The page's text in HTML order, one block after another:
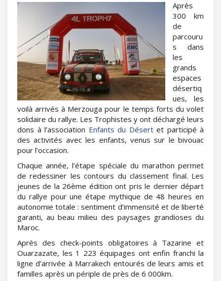
Après
300 km
de
parcouru
s dans
les
grands
espaces
désertiq
ues, les
voilà arrivés à Merzouga pour le temps forts du volet
solidaire du rallye. Les Trophistes y ont déchargé leurs
dons à l’association Enfants du Désertet participé à
des activités avec les enfants, venus sur le bivouac
pour l’occasion.
Chaque année, l’étape spéciale du marathon permet
de redessiner les contours du classement final. Les
jeunes de la 26ème édition ont pris le dernier départ
du rallye pour une étape mythique de 48 heures en
autonomie totale : sentiment d’immensité et de liberté
garanti, au beau milieu des paysages grandioses du
Maroc.
Après des check-points obligatoires à Tazarine et
Ouarzazate, les 1 223 équipages ont enfin franchi la
ligne d’arrivée à Marrakech entourés de leurs amis et
familles après un périple de près de 6 000km.